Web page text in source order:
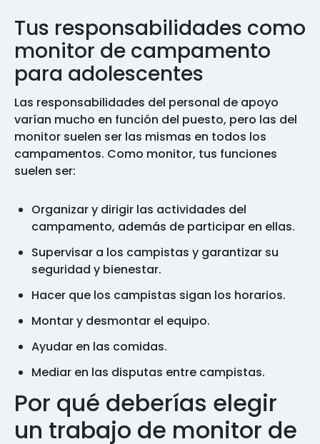
Tus responsabilidades como
monitor de campamento
para adolescentes
Las responsabilidades del personal de apoyo
varían mucho en función del puesto, pero las del
monitor suelen ser las mismas en todos los
campamentos. Como monitor, tus funciones
suelen ser:
Organizar y dirigir las actividades del
campamento, además de participar en ellas.
Supervisar a los campistas y garantizar su
seguridad y bienestar.
Hacer que los campistas sigan los horarios.
Montar y desmontar el equipo.
Ayudar en las comidas.
Mediar en las disputas entre campistas.
Por qué deberías elegir
un trabajo de monitor de